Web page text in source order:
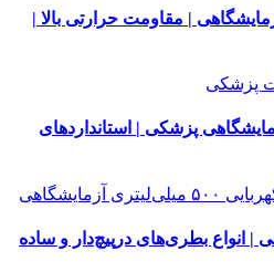
| مقاومت حرارتی بالا |
پزشکی | استانداردهای
انواع بطری‌های در‌پیچ‌دار و ساده